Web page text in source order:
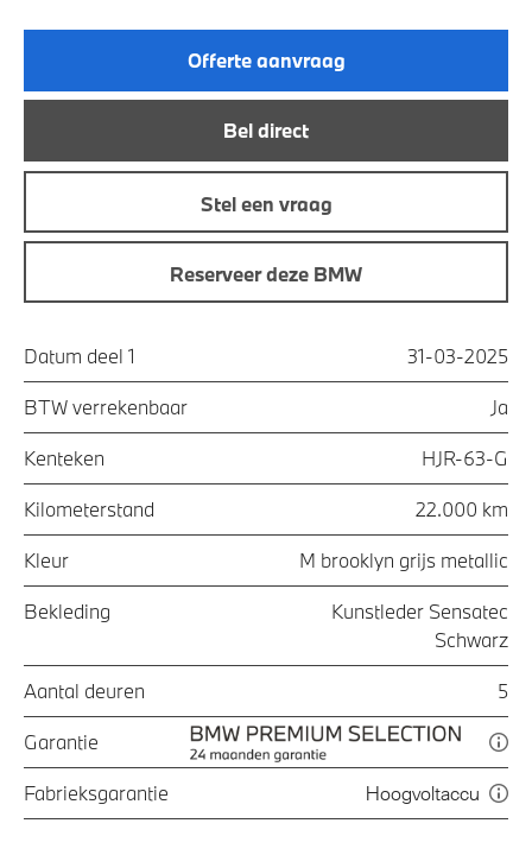
Offerte aanvraag
Bel direct
Stel een vraag
Reserveer deze BMW
Datum deel 1 31-03-2025
BTW verrekenbaar Ja
Kenteken HJR-63-G
Kilometerstand 22.000 km
Kleur M brooklyn grijs metallic
Bekleding
Kunstleder Sensatec
Schwarz
Aantal deuren 5
Garantie
Fabrieksgarantie Hoogvoltaccu